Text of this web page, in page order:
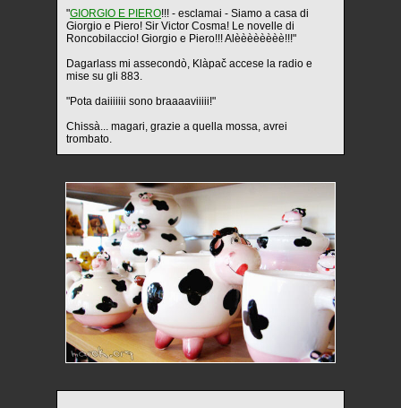
"GIORGIO E PIERO!!! - esclamai - Siamo a casa di
Giorgio e Piero! Sir Victor Cosma! Le novelle di
Roncobilaccio! Giorgio e Piero!!! Alèèèèèèèè!!!"
Dagarlass mi assecondò, Klàpač accese la radio e
mise su gli 883.
"Pota daiiiiiii sono braaaaviiiii!"
Chissà... magari, grazie a quella mossa, avrei
trombato.